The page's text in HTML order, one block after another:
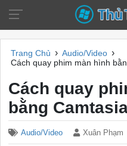
Trang Chủ › Audio/Video ›
Cách quay phim màn hình
Cách quay
bằng
Audio/Video Xuân Phạm